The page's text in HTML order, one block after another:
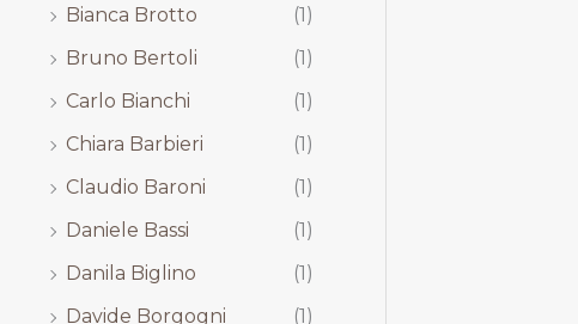
Bianca Brotto
(1)
Bruno Bertoli
(1)
Carlo Bianchi
(1)
Chiara Barbieri
(1)
Claudio Baroni
(1)
Daniele Bassi
(1)
Danila Biglino
(1)
Davide Borgogni
(1)